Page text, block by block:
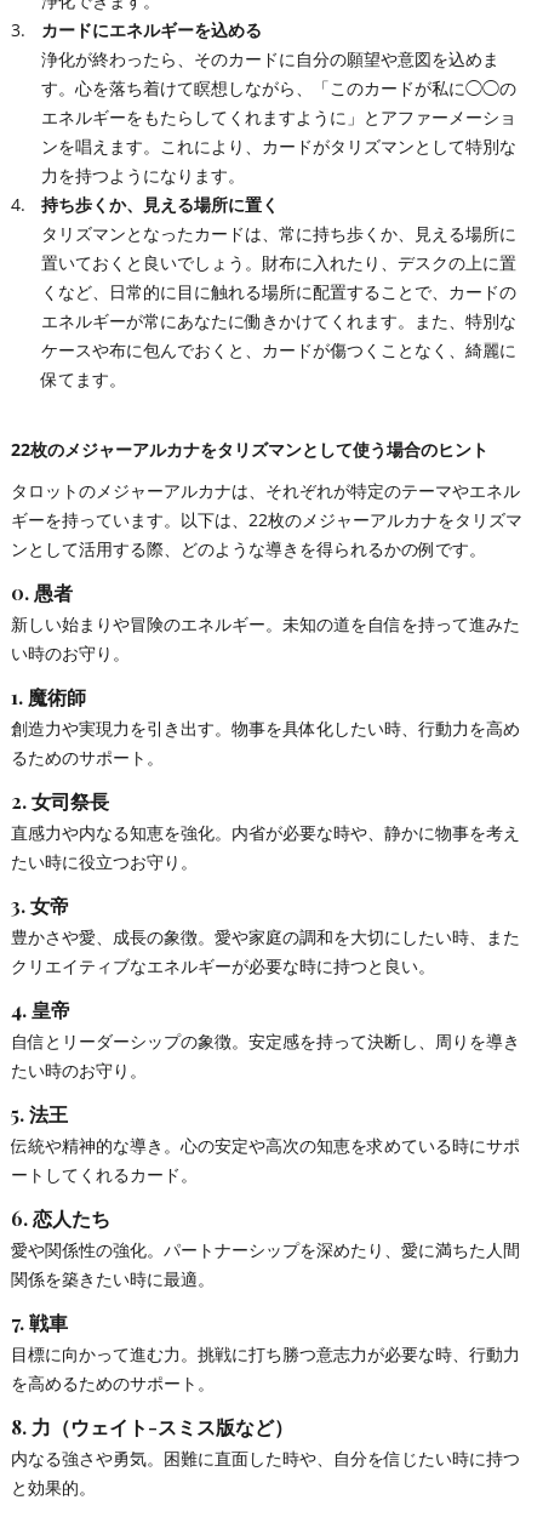
カードにエネルギーを込める
浄化が終わったら、そのカードに自分の願望や意図を込めま
す。心を落ち着けて瞑想しながら、「このカードが私に◯◯の
エネルギーをもたらしてくれますように」とアファーメーショ
ンを唱えます。これにより、カードがタリズマンとして特別な
力を持つようになります。
持ち歩くか、見える場所に置く
タリズマンとなったカードは、常に持ち歩くか、見える場所に
置いておくと良いでしょう。財布に入れたり、デスクの上に置
くなど、日常的に目に触れる場所に配置することで、カードの
エネルギーが常にあなたに働きかけてくれます。また、特別な
ケースや布に包んでおくと、カードが傷つくことなく、綺麗に
保てます。
22枚のメジャーアルカナをタリズマンとして使う場合のヒント
タロットのメジャーアルカナは、それぞれが特定のテーマやエネル
ギーを持っています。以下は、22枚のメジャーアルカナをタリズマ
ンとして活用する際、どのような導きを得られるかの例です。
0. 愚者
新しい始まりや冒険のエネルギー。未知の道を自信を持って進みた
い時のお守り。
1. 魔術師
創造力や実現力を引き出す。物事を具体化したい時、行動力を高め
るためのサポート。
2.女司祭長
直感力や内なる知恵を強化。内省が必要な時や、静かに物事を考え
たい時に役立つお守り。
3.女帝
豊かさや愛、成長の象徴。愛や家庭の調和を大切にしたい時、また
クリエイティブなエネルギーが必要な時に持つと良い。
4. 皇帝
自信とリーダーシップの象徴。安定感を持って決断し、周りを導き
たい時のお守り。
5.法王
伝統や精神的な導き。心の安定や高次の知恵を求めている時にサポ
ートしてくれるカード。
6.恋人たち
愛や関係性の強化。パートナーシップを深めたり、愛に満ちた人間
関係を築きたい時に最適。
7.戦車
目標に向かって進む力。挑戦に打ち勝つ意志力が必要な時、行動力
を高めるためのサポート。
8. 力（ウェイト-スミス版など）
内なる強さや勇気。困難に直面した時や、自分を信じたい時に持つ
と効果的。